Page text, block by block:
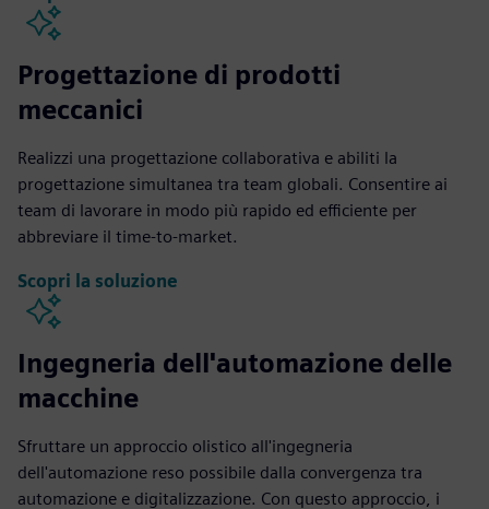
Progettazione di prodotti
meccanici
Realizzi una progettazione collaborativa e abiliti la
progettazione simultanea tra team globali. Consentire ai
team di lavorare in modo più rapido ed efficiente per
abbreviare il time-to-market.
Scopri la soluzione
Ingegneria dell'automazione delle
macchine
Sfruttare un approccio olistico all'ingegneria
dell'automazione reso possibile dalla convergenza tra
automazione e digitalizzazione. Con questo approccio, i